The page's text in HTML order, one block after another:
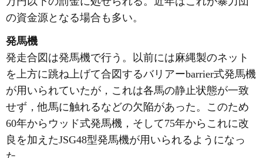
の資金源となる場合も多い。
発馬機
発走合図は発馬機で行う。以前には麻縄製のネット
を上方に跳ね上げて合図するバリアーbarrier式発馬機
が用いられていたが，これは各馬の静止状態が一致
せず，他馬に触れるなどの欠陥があった。このため
60年からウッド式発馬機，そして75年からこれに改
良を加えたJSG48型発馬機が用いられるようになっ